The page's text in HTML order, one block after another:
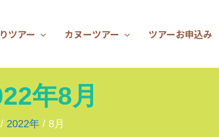
ツアー カヌーツアー ツアーお申込み
年8月
2022年 8月